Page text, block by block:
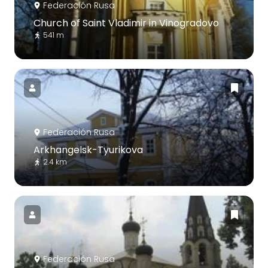
Federación Rusa
Church of Saint Vladimir in Vinogradovo
541 m
Federación Rusa
Arkhangelsk-Tyurikova
2.4 km
Federación Rusa